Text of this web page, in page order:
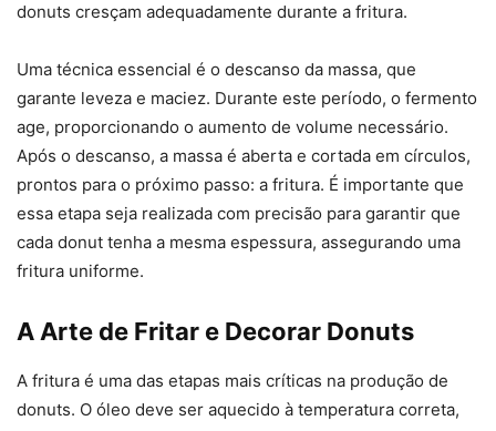
donuts cresçam adequadamente durante a fritura.
Uma técnica essencial é o descanso da massa, que
garante leveza e maciez. Durante este período, o fermento
age, proporcionando o aumento de volume necessário.
Após o descanso, a massa é aberta e cortada em círculos,
prontos para o próximo passo: a fritura. É importante que
essa etapa seja realizada com precisão para garantir que
cada donut tenha a mesma espessura, assegurando uma
fritura uniforme.
A Arte de Fritar e Decorar Donuts
A fritura é uma das etapas mais críticas na produção de
donuts. O óleo deve ser aquecido à temperatura correta,